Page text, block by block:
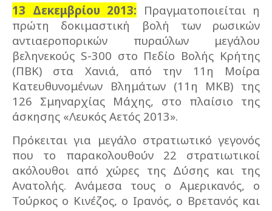
13 Δεκεμβρίου 2013: Πραγματοποιείται η
πρώτη δοκιμαστική βολή των ρωσικών
αντιαεροπορικών πυραύλων μεγάλου
βεληνεκούς S-300 στο Πεδίο Βολής Κρήτης
(ΠΒΚ) στα Χανιά, από την 11η Μοίρα
Κατευθυνομένων Βλημάτων (11η ΜΚΒ) της
126 Σμηναρχίας Μάχης, στο πλαίσιο της
άσκησης «Λευκός Αετός 2013».
Πρόκειται για μεγάλο στρατιωτικό γεγονός
που το παρακολουθούν 22 στρατιωτικοί
ακόλουθοι από χώρες της Δύσης και της
Ανατολής. Ανάμεσα τους ο Αμερικανός, ο
Τούρκος ο Κινέζος, ο Ιρανός, ο Βρετανός και